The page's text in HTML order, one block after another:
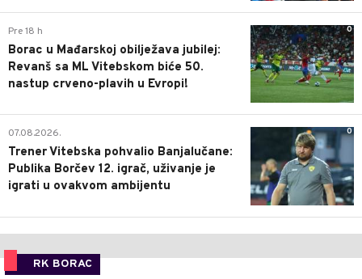
0
Pre 18 h
Borac u Mađarskoj obilježava jubilej:
Revanš sa ML Vitebskom biće 50.
nastup crveno-plavih u Evropi!
0
07.08.2026.
Trener Vitebska pohvalio Banjalučane:
Publika Borčev 12. igrač, uživanje je
igrati u ovakvom ambijentu
RK BORAC